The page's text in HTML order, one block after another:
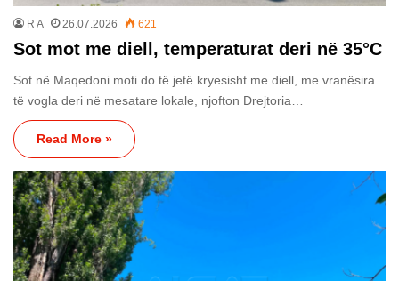
R A 26.07.2026 621
Sot mot me diell, temperaturat deri në 35°C
Sot në Maqedoni moti do të jetë kryesisht me diell, me vranësira
të vogla deri në mesatare lokale, njofton Drejtoria…
Read More »